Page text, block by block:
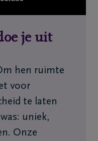
je uit
hen ruimte
voor
te laten
uniek,
Onze